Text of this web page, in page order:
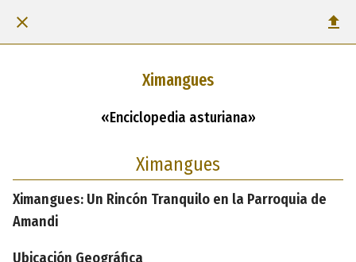
Ximangues
«Enciclopedia asturiana»
Ximangues
Ximangues: Un Rincón Tranquilo en la Parroquia de
Amandi
Ubicación Geográfica